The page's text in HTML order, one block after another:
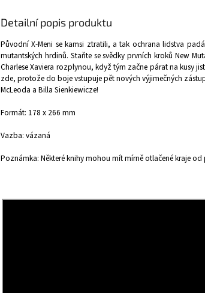
Detailní popis produktu
Původní X-Meni se kamsi ztratili, a tak ochrana lidstva
mutantských hrdinů. Staňte se svědky prvních kroků New
Charlese Xaviera rozplynou, když tým začne párat na kusy
zde, protože do boje vstupuje pět nových výjimečných
McLeoda a Billa Sienkiewicze!
Formát: 178 x 266 mm
Vazba: vázaná
Poznámka: Některé knihy mohou mít mírně otlačené kraje